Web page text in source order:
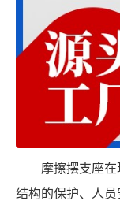
摩擦摆支座
结构的保护、人员